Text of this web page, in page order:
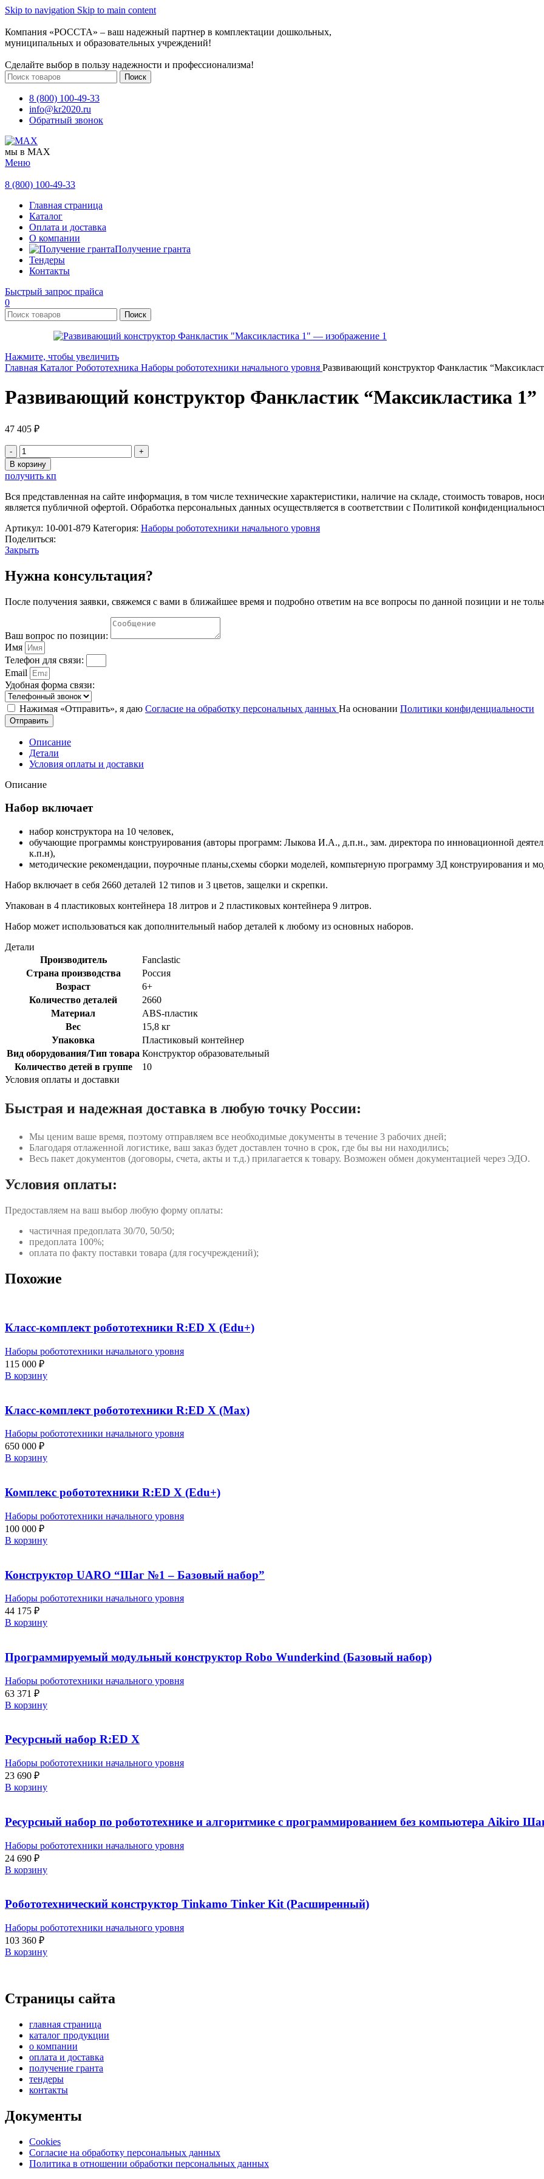
Skip to navigation Skip to main content
Компания «РОССТА» – ваш надежный партнер в комплектации дошкольных,
муниципальных и образовательных учреждений!
Сделайте выбор в пользу надежности и профессионализма!
Поиск
8 (800) 100-49-33
info@kr2020.ru
Обратный звонок
мы в MAX
Меню
8 (800) 100-49-33
Главная страница
Каталог
Оплата и доставка
О компании
Получение гранта
Тендеры
Контакты
Быстрый запрос прайса
0
Поиск
Нажмите, чтобы увеличить
Главная Каталог Робототехника Наборы робототехники начального уровня Развивающий конструктор Фанкластик
Развивающий конструктор Фанкластик “Максикластика 1”
47 405 ₽
Количество
товара
Развивающий
конструктор
Фанкластик
"Максикластика
В корзину
получить кп
Вся представленная на сайте информация, в том числе технические характеристики, наличие на складе, стоимость товаров,
является публичной офертой. Обработка персональных данных осуществляется в соответствии с Политикой
Артикул: 10-001-879 Категория: Наборы робототехники начального уровня
Поделиться:
Закрыть
Нужна консультация?
После получения заявки, свяжемся с вами в ближайшее время и подробно ответим на все вопросы по данной позиции и не
Ваш вопрос по позиции:
Имя
Телефон для связи:
Email
Удобная форма связи:
Нажимая «Отправить», я даю Согласие на обработку персональных данных На основании Политики конфиденциальности
Отправить
Описание
Детали
Условия оплаты и доставки
Описание
Набор включает
набор конструктора на 10 человек,
обучающие программы конструирования (авторы программ: Лыкова И.А., д.п.н., зам. директора по инновационной
к.п.н),
методические рекомендации, поурочные планы,схемы сборки моделей, компьтерную программу 3Д конструирования и
Набор включает в себя 2660 деталей 12 типов и 3 цветов, защелки и скрепки.
Упакован в 4 пластиковых контейнера 18 литров и 2 пластиковых контейнера 9 литров.
Набор может использоваться как дополнительный набор деталей к любому из основных наборов.
Детали
Производитель
Fanclastic
Страна производства
Россия
Возраст
6+
Количество деталей
2660
Материал
ABS-пластик
Вес
15,8 кг
Упаковка
Пластиковый контейнер
Вид оборудования/Тип товара Конструктор образовательный
Количество детей в группе
10
Условия оплаты и доставки
Быстрая и надежная доставка в любую точку России:
Мы ценим ваше время, поэтому отправляем все необходимые документы в течение 3 рабочих дней;
Благодаря отлаженной логистике, ваш заказ будет доставлен точно в срок, где бы вы ни находились;
Весь пакет документов (договоры, счета, акты и т.д.) прилагается к товару. Возможен обмен документацией через ЭДО.
Условия оплаты:
Предоставляем на ваш выбор любую форму оплаты:
частичная предоплата 30/70, 50/50;
предоплата 100%;
оплата по факту поставки товара (для госучреждений);
Похожие
Класс-комплект робототехники R:ED X (Edu+)
Наборы робототехники начального уровня
115 000 ₽
В корзину
Класс-комплект робототехники R:ED X (Max)
Наборы робототехники начального уровня
650 000 ₽
В корзину
Комплекс робототехники R:ED X (Edu+)
Наборы робототехники начального уровня
100 000 ₽
В корзину
Конструктор UARO “Шаг №1 – Базовый набор”
Наборы робототехники начального уровня
44 175 ₽
В корзину
Программируемый модульный конструктор Robo Wunderkind (Базовый набор)
Наборы робототехники начального уровня
63 371 ₽
В корзину
Ресурсный набор R:ED X
Наборы робототехники начального уровня
23 690 ₽
В корзину
Ресурсный набор по робототехнике и алгоритмике с программированием без компьютера Aikiro
Наборы робототехники начального уровня
24 690 ₽
В корзину
Робототехнический конструктор Tinkamo Tinker Kit (Расширенный)
Наборы робототехники начального уровня
103 360 ₽
В корзину
Страницы сайта
главная страница
каталог продукции
о компании
оплата и доставка
получение гранта
тендеры
контакты
Документы
Cookies
Согласие на обработку персональных данных
Политика в отношении обработки персональных данных